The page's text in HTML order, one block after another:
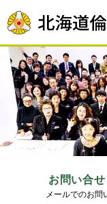
お問い合
メールでのお問